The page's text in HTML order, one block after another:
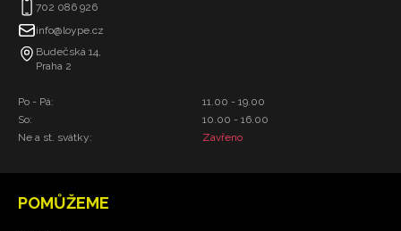
702 086 926
info@loype.cz
Budečská 14,
Praha 2
Po - Pá:
So:
Ne a st. svátky:
11.00 - 19.00
10.00 - 16.00
Zavřeno
POMŮŽEME